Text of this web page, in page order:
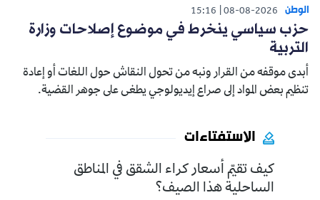
الوطن 08-08-2026
15:16
حزب سياسي ينخرط في موضوع إصلاحات وزارة
التربية
أبدى موقفه من القرار ونبه من تحول النقاش حول اللغات أو إعادة
تنظيم بعض المواد إلى صراع إيديولوجي يطغى على جوهر القضية.
الاستفتاءات
كيف تقيّم أسعار كراء الشقق في المناطق
الساحلية هذا الصيف؟